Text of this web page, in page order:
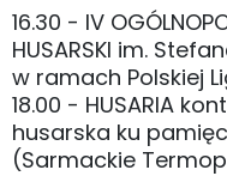
16.30 - IV
HUSARSKI im.
w ramach Polskiej
18.00 - HUSARIA
husarska ku
(Sarmackie